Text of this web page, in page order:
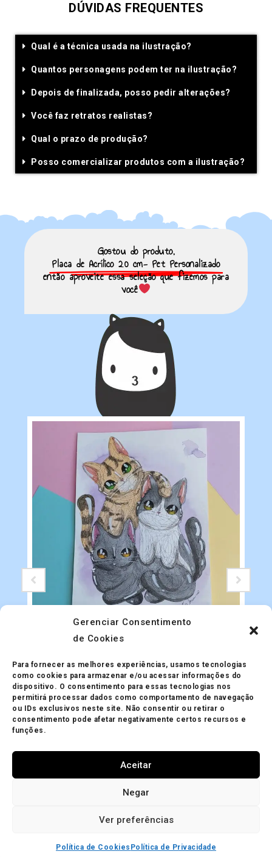
Gerenciar Consentimento
de Cookies
Para fornecer as melhores experiências, usamos tecnologias
como cookies para armazenar e/ou acessar informações do
dispositivo. O consentimento para essas tecnologias nos
permitirá processar dados como comportamento de navegação
ou IDs exclusivos neste site. Não consentir ou retirar o
consentimento pode afetar negativamente certos recursos e
funções.
Aceitar
Negar
Ver preferências
Política de Cookies Política de Privacidade
DÚVIDAS FREQUENTES
Qual é a técnica usada na ilustração?
Quantos personagens podem ter na ilustração?
Depois de finalizada, posso pedir alterações?
Você faz retratos realistas?
Qual o prazo de produção?
Posso comercializar produtos com a ilustração?
Gostou do produto,
Placa de Acrílico 20 cm- Pet Personalizado
então aproveite essa seleção que fizemos para
você
Ilustração Personalizada
Ilustração Personalizada A4
A partir deR$120.00
Política de Privacidade
® Copyright Cris Assanuma 2024